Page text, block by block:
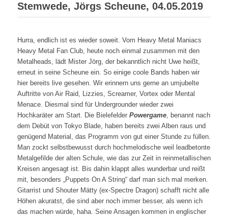
Stemwede, Jörgs Scheune, 04.05.2019
Hurra, endlich ist es wieder soweit. Vom Heavy Metal Maniacs
Heavy Metal Fan Club, heute noch einmal zusammen mit den
Metalheads, lädt Mister Jörg, der bekanntlich nicht Uwe heißt,
erneut in seine Scheune ein. So einige coole Bands haben wir
hier bereits live gesehen. Wir erinnern uns gerne an umjubelte
Auftritte von Air Raid, Lizzies, Screamer, Vortex oder Mental
Menace. Diesmal sind für Undergrounder wieder zwei
Hochkaräter am Start. Die Bielefelder Powergame, benannt nach
dem Debüt von Tokyo Blade, haben bereits zwei Alben raus und
genügend Material, das Programm von gut einer Stunde zu füllen.
Man zockt selbstbewusst durch hochmelodische weil leadbetonte
Metalgefilde der alten Schule, wie das zur Zeit in reinmetallischen
Kreisen angesagt ist. Bis dahin klappt alles wunderbar und reißt
mit, besonders „Puppets On A String“ darf man sich mal merken.
Gitarrist und Shouter Mätty (ex-Spectre Dragon) schafft nicht alle
Höhen akuratst, die sind aber noch immer besser, als wenn ich
das machen würde, haha. Seine Ansagen kommen in englischer